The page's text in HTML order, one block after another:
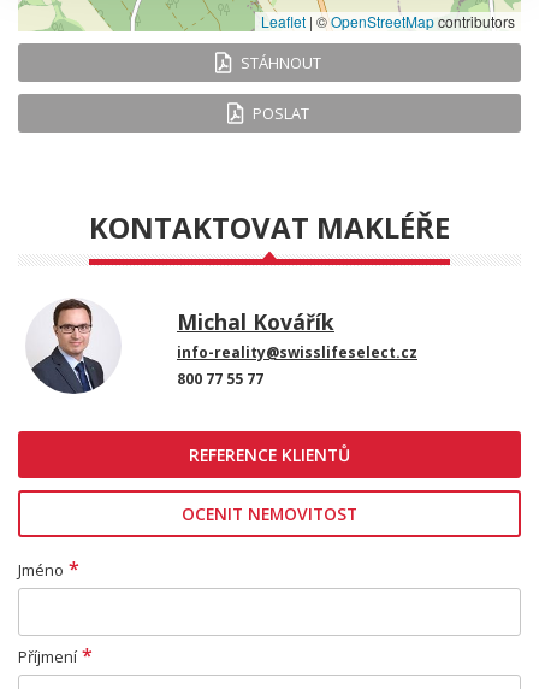
Leaflet | ©OpenStreetMapcontributors
STÁHNOUT
POSLAT
KONTAKTOVAT MAKLÉŘE
Michal Kovářík
info-reality@swisslifeselect.cz
800 77 55 77
REFERENCE KLIENTŮ
OCENIT NEMOVITOST
Jméno *
Příjmení *